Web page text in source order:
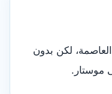
لكن بدون
موستار.